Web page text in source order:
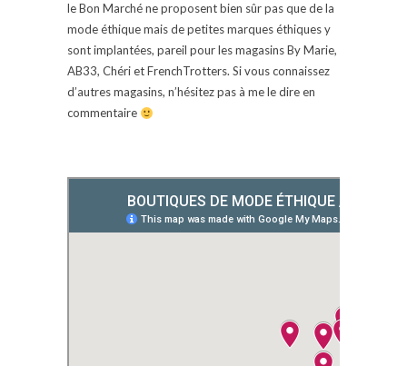
le Bon Marché ne proposent bien sûr pas que de la
mode éthique mais de petites marques éthiques y
sont implantées, pareil pour les magasins By Marie,
AB33, Chéri et FrenchTrotters. Si vous connaissez
d’autres magasins, n’hésitez pas à me le dire en
commentaire